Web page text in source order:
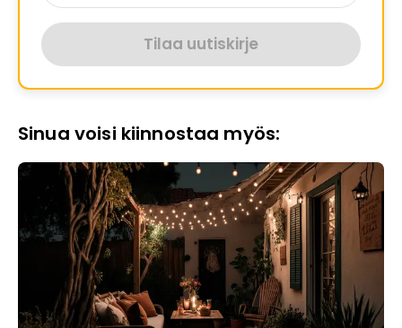
Tilaa uutiskirje
Sinua voisi kiinnostaa myös: